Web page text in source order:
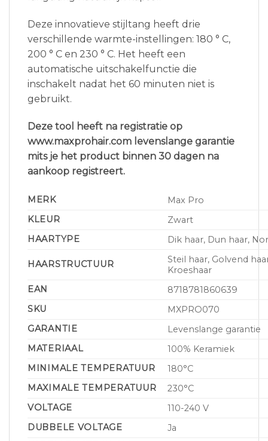
Deze innovatieve stijltang heeft drie
verschillende warmte-instellingen: 180 ° C,
200 ° C en 230 ° C. Het heeft een
automatische uitschakelfunctie die
inschakelt nadat het 60 minuten niet is
gebruikt.
Deze tool heeft na registratie op
www.maxprohair.com levenslange garantie
mits je het product binnen 30 dagen na
aankoop registreert.
MERK
Max Pro
KLEUR
Zwart
HAARTYPE
Dik haar, Dun haar,
HAARSTRUCTUUR
Steil haar, Golvend
Kroeshaar
EAN
8718781860639
SKU
MXPRO070
GARANTIE
Levenslange garantie
MATERIAAL
100% Keramiek
MINIMALE TEMPERATUUR
180°C
MAXIMALE TEMPERATUUR
230°C
VOLTAGE
110-240 V
DUBBELE VOLTAGE
Ja